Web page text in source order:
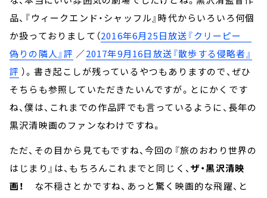
品、『ウィークエンド・シャッフル』時代からいろいろ何個
か扱っておりまして（2016年6月25日放送『クリーピー
偽りの隣人』評 ／2017年9月16日放送『散歩する侵略者』
評 ）。書き起こしが残っているやつもありますので、ぜひ
そちらも参照していただきたいんですが。とにかくです
ね、僕は、これまでの作品評でも言っているように、長年の
黒沢清映画のファンなわけですね。
ただ、その目から見てもですね、今回の『旅のおわり世界の
はじまり』は、もちろんこれまでと同じく、 ザ・黒沢清映
画！
な不穏さとかですね、あっと驚く映画的な飛躍、と